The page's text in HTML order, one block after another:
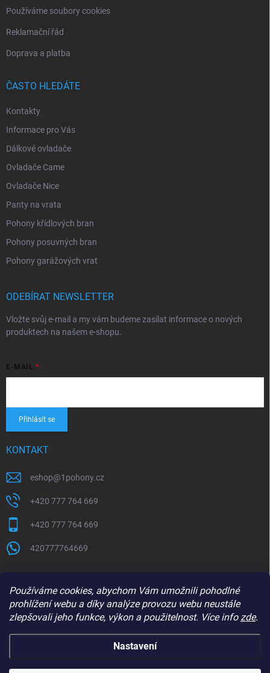
Používáme cookies, abychom Vám umožnili pohodlné
prohlížení webu a díky analýze provozu webu neustále
zlepšovali jeho funkce, výkon a použitelnost. Více infozde.
Nastavení
Používáme soubory cookies
Reklamační řád
Doprava a platba
ČASTO HLEDÁTE
Kontakty
Informace pro Vás
Dálkové ovladače
Ovladače Came
Ovladače Nice
Panty na vrata
Pohony křídlových bran
Pohony posuvných bran
Pohony garážových vrat
ODEBÍRAT NEWSLETTER
Vložte svůj e-mail a my vám budeme zasílat informace o nových
produktech na našem e-shopu.
E-MAIL
Přihlásit se
KONTAKT
eshop@1pohony.cz
+420 777 764 669
+420 777 764 669
420777764669
Copyright 20261Pohony.cz. Všechna práva vyhrazena.Upravit nastavení